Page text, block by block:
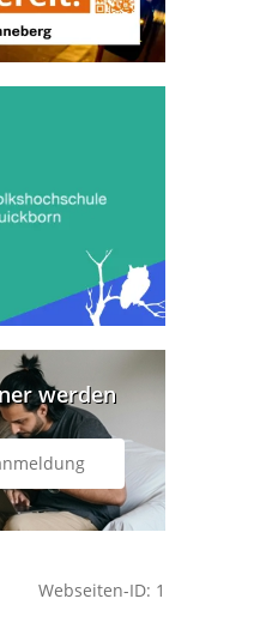
werden
Webseiten-ID: 1